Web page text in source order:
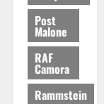
Post
Malone
RAF
Camora
Rammstein